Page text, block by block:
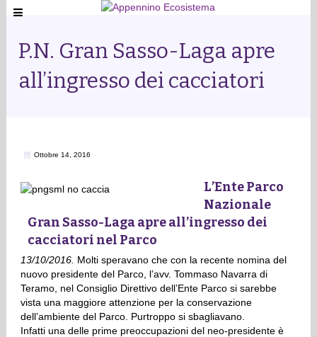
P.N. Gran Sasso-Laga apre
all’ingresso dei cacciatori
Ottobre 14, 2016
L’Ente Parco
Nazionale
Gran Sasso-Laga apre all’ingresso dei
cacciatori nel Parco
13/10/2016. Molti speravano che con la recente nomina del
nuovo presidente del Parco, l’avv. Tommaso Navarra di
Teramo, nel Consiglio Direttivo dell’Ente Parco si sarebbe
vista una maggiore attenzione per la conservazione
dell’ambiente del Parco. Purtroppo si sbagliavano.
Infatti una delle prime preoccupazioni del neo-presidente è